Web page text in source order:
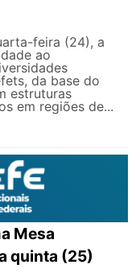
feira (24), a
ao
da base do
estruturas
em regiões de...
Mesa
quinta (25)